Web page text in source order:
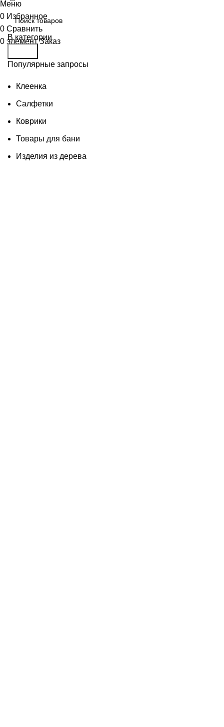
В категории
Популярные запросы
Клеенка
Салфетки
Коврики
Товары для бани
Изделия из дерева
Меню
0 Избранное
0 Сравнить
0 элемент Заказ